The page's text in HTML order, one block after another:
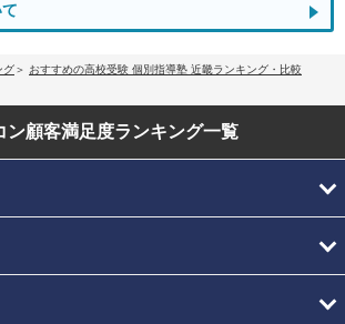
グ
おすすめの高校受験 個別指導塾 近畿ランキング・比較
ン顧客満足度ランキング一覧